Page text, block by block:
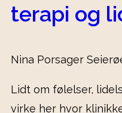
terapi og
Nina Porsager
Lidt om følelser,
virke her hvor